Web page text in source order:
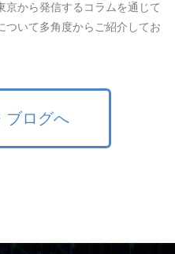
京から発信するコラムを通じて
ついて多角度からご紹介してお
ブログへ